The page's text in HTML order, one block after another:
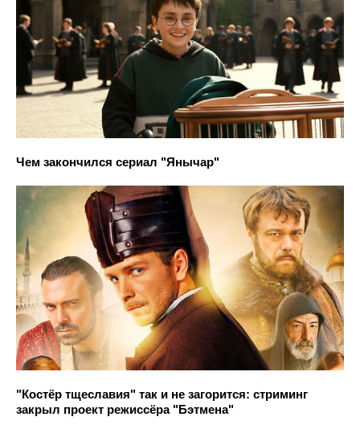
Чем закончился сериал "Янычар"
"Костёр тщеславия" так и не загорится: стриминг
закрыл проект режиссёра "Бэтмена"